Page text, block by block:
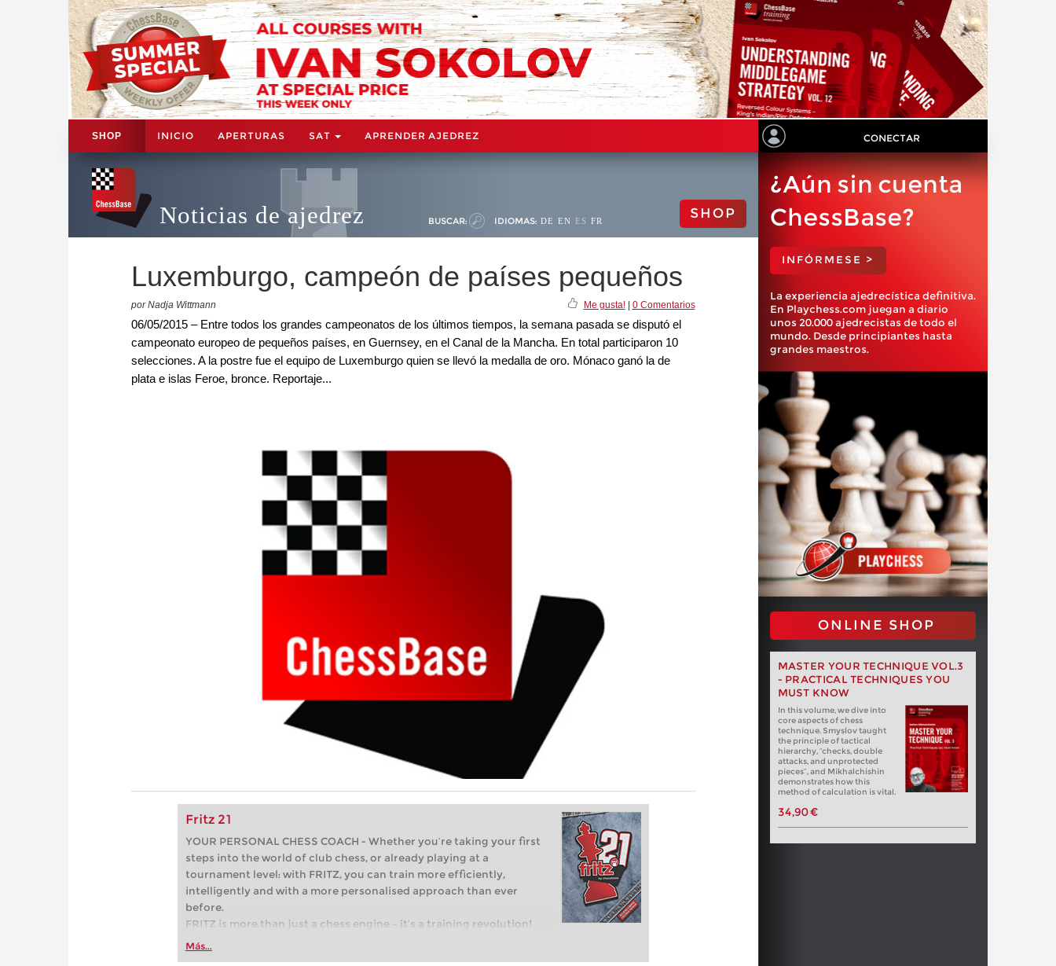
SHOP INICIO APERTURAS SAT APRENDER AJEDREZ CONECTAR
Noticias de ajedrez BUSCAR: IDIOMAS: DE EN ES FR SHOP
Luxemburgo, campeón de países pequeños
por Nadja Wittmann Me gusta!| 0 Comentarios
06/05/2015 – Entre todos los grandes campeonatos de los últimos tiempos, la semana pasada se disputó el
campeonato europeo de pequeños países, en Guernsey, en el Canal de la Mancha. En total participaron 10
selecciones. A la postre fue el equipo de Luxemburgo quien se llevó la medalla de oro. Mónaco ganó la de
plata e islas Feroe, bronce. Reportaje...
Fritz 21
YOUR PERSONAL CHESS COACH - Whether you’re taking your first
steps into the world of club chess, or already playing at a
tournament level: with FRITZ, you can train more efficiently,
intelligently and with a more personalised approach than ever
before.
FRITZ is more than just a chess engine – it’s a training revolution!
Whether you’re taking your first steps into the world of club chess,
Más...
¿Aún sin cuenta
ChessBase?
INFÓRMESE >
La experiencia ajedrecística definitiva.
En Playchess.com juegan a diario
unos 20.000 ajedrecistas de todo el
mundo. Desde principiantes hasta
grandes maestros.
ONLINE SHOP
MASTER YOUR TECHNIQUE VOL.3
- PRACTICAL TECHNIQUES YOU
MUST KNOW
In this volume, we dive into
core aspects of chess
technique. Smyslov taught
the principle of tactical
hierarchy, “checks, double
attacks, and unprotected
pieces”, and Mikhalchishin
demonstrates how this
method of calculation is vital.
34,90 €